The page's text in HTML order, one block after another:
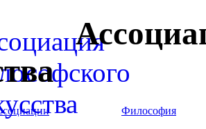
Философия